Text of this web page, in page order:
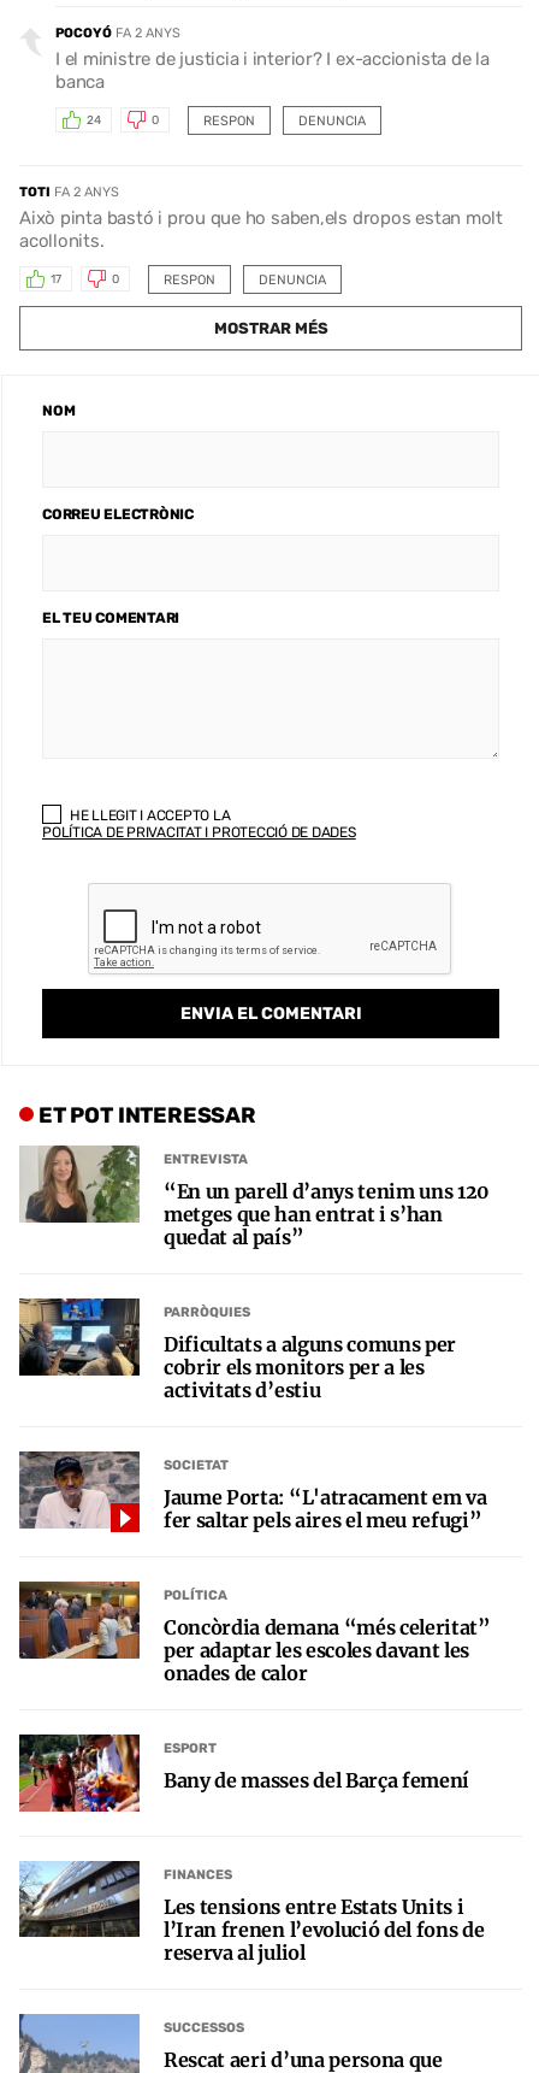
POCOYÓ FA 2 ANYS
I el ministre de justicia i interior? I ex-accionista de la
banca
RESPON
24 0 DENUNCIA
TOTI FA 2 ANYS
Això pinta bastó i prou que ho saben,els dropos estan molt
acollonits.
RESPON
17 0 DENUNCIA
MOSTRAR MÉS
NOM
CORREU ELECTRÒNIC
EL TEU COMENTARI
HE LLEGIT I ACCEPTO LA
POLÍTICA DE PRIVACITAT I PROTECCIÓ DE DADES
ET POT INTERESSAR
ENTREVISTA
“En un parell d’anys tenim uns 120
metges que han entrat i s’han
quedat al país”
PARRÒQUIES
Dificultats a alguns comuns per
cobrir els monitors per a les
activitats d’estiu
SOCIETAT
Jaume Porta: “L'atracament em va
fer saltar pels aires el meu refugi”
POLÍTICA
Concòrdia demana “més celeritat”
per adaptar les escoles davant les
onades de calor
ESPORT
Bany de masses del Barça femení
FINANCES
Les tensions entre Estats Units i
l’Iran frenen l’evolució del fons de
reserva al juliol
SUCCESSOS
Rescat aeri d’una persona que